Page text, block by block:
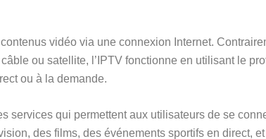
vidéo via une connexion Internet.
ou satellite, l’IPTV fonctionne en utilisant le
ou à la demande.
services qui permettent aux utilisateurs de se
des films, des événements sportifs en direct,